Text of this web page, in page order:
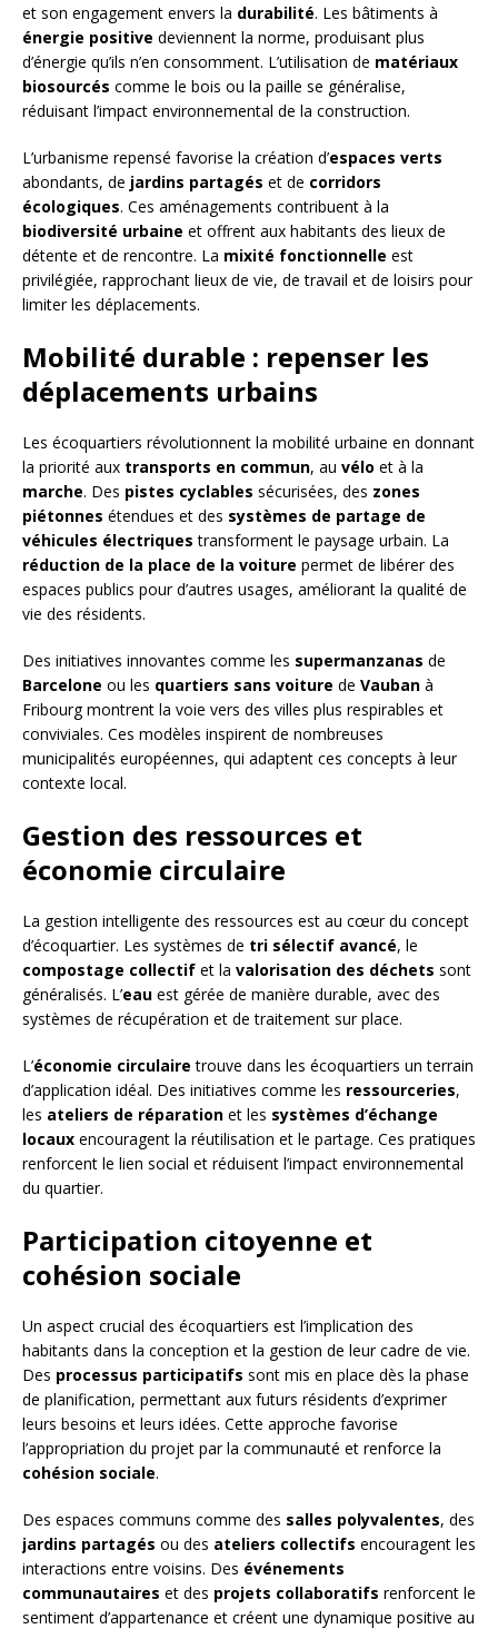
et son engagement envers la durabilité. Les bâtiments à
énergie positive deviennent la norme, produisant plus
d’énergie qu’ils n’en consomment. L’utilisation de matériaux
biosourcés comme le bois ou la paille se généralise,
réduisant l’impact environnemental de la construction.
L’urbanisme repensé favorise la création d’espaces verts
abondants, de jardins partagés et de corridors
écologiques. Ces aménagements contribuent à la
biodiversité urbaine et offrent aux habitants des lieux de
détente et de rencontre. La mixité fonctionnelle est
privilégiée, rapprochant lieux de vie, de travail et de loisirs pour
limiter les déplacements.
Mobilité durable : repenser les
déplacements urbains
Les écoquartiers révolutionnent la mobilité urbaine en donnant
la priorité aux transports en commun, au vélo et à la
marche. Des pistes cyclables sécurisées, des zones
piétonnes étendues et des systèmes de partage de
véhicules électriques transforment le paysage urbain. La
réduction de la place de la voiture permet de libérer des
espaces publics pour d’autres usages, améliorant la qualité de
vie des résidents.
Des initiatives innovantes comme les supermanzanas de
Barcelone ou les quartiers sans voiture de Vauban à
Fribourg montrent la voie vers des villes plus respirables et
conviviales. Ces modèles inspirent de nombreuses
municipalités européennes, qui adaptent ces concepts à leur
contexte local.
Gestion des ressources et
économie circulaire
La gestion intelligente des ressources est au cœur du concept
d’écoquartier. Les systèmes de tri sélectif avancé, le
compostage collectif et la valorisation des déchets sont
généralisés. L’eau est gérée de manière durable, avec des
systèmes de récupération et de traitement sur place.
L’économie circulaire trouve dans les écoquartiers un terrain
d’application idéal. Des initiatives comme les ressourceries,
les ateliers de réparation et les systèmes d’échange
locaux encouragent la réutilisation et le partage. Ces pratiques
renforcent le lien social et réduisent l’impact environnemental
du quartier.
Participation citoyenne et
cohésion sociale
Un aspect crucial des écoquartiers est l’implication des
habitants dans la conception et la gestion de leur cadre de vie.
Des processus participatifs sont mis en place dès la phase
de planification, permettant aux futurs résidents d’exprimer
leurs besoins et leurs idées. Cette approche favorise
l’appropriation du projet par la communauté et renforce la
cohésion sociale.
Des espaces communs comme des salles polyvalentes, des
jardins partagés ou des ateliers collectifs encouragent les
interactions entre voisins. Des événements
communautaires et des projets collaboratifs renforcent le
sentiment d’appartenance et créent une dynamique positive au